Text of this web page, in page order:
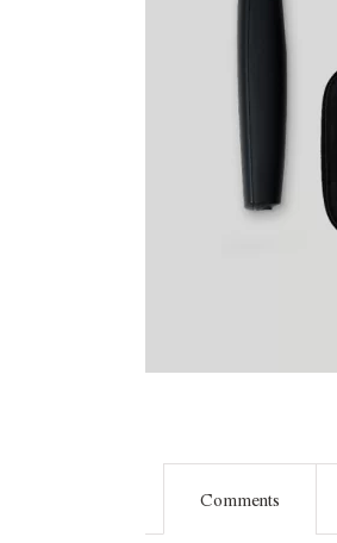
Comments